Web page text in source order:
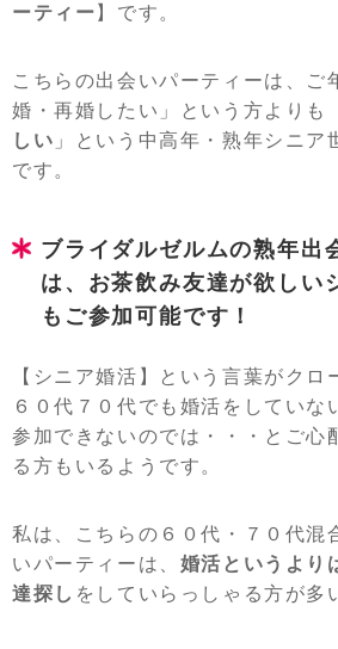
ーティー 】です。
こちらの出会いパーティーは、ご
婚・再婚したい」という方よりも「
しい 」という中高年・熟年シニア
です。
ブライダルゼルムの熟年出
は、お茶飲み友達が欲しい
もご参加可能です！
【シニア婚活】という言葉がクロ
６０代７０代でも婚活をしていな
参加できないのでは・・・とご心
る方もいるようです。
私は、こちらの６０代・７０代混
いパーティーは、 婚活というより
達探し をしていらっしゃる方が多